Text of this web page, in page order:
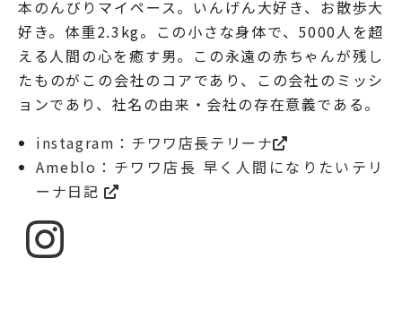
本のんびりマイペース。いんげん大好き、お散歩大
好き。体重2.3kg。この小さな身体で、5000人を超
える人間の心を癒す男。この永遠の赤ちゃんが残し
たものがこの会社のコアであり、この会社のミッシ
ョンであり、社名の由来・会社の存在意義である。
instagram：チワワ店長テリーナ
Ameblo：チワワ店長 早く人間になりたいテリ
ーナ日記